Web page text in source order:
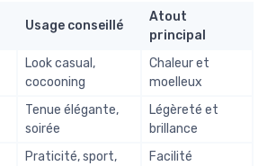
Usage conseillé
Atout
principal
Look casual,
cocooning
Chaleur et
moelleux
Tenue élégante,
soirée
Légèreté et
brillance
Praticité, sport,
Facilité